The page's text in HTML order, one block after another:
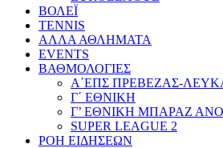
ΒΟΛΕΪ
TENNIS
ΑΛΛΑ ΑΘΛΗΜΑΤΑ
EVENTS
ΒΑΘΜΟΛΟΓΙΕΣ
Α΄ΕΠΣ ΠΡΕΒΕΖΑΣ-
Γ΄ ΕΘΝΙΚΗ
Γ’ ΕΘΝΙΚΗ ΜΠΑΡΑΖ
SUPER LEAGUE 2
ΡΟΗ ΕΙΔΗΣΕΩΝ